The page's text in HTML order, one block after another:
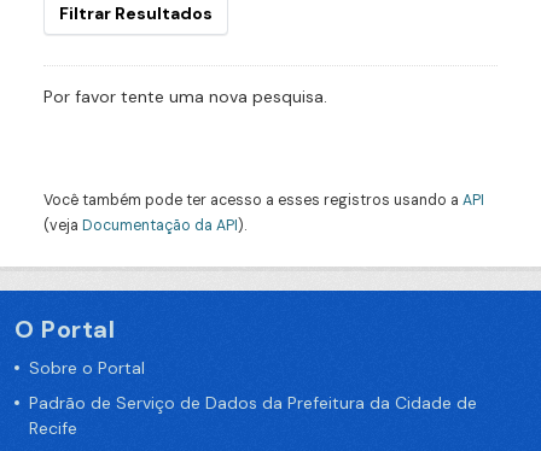
Filtrar Resultados
Por favor tente uma nova pesquisa.
Você também pode ter acesso a esses registros usando a API
(veja Documentação da API).
O Portal
Sobre o Portal
Padrão de Serviço de Dados da Prefeitura da Cidade de
Recife